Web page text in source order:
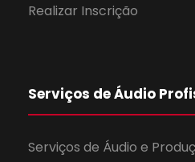
Realizar Inscrição
Serviços de Áudio
Serviços de Áudio e